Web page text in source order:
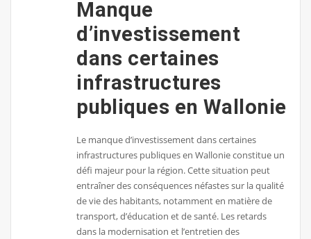
Manque
d’investissement
dans certaines
infrastructures
publiques en Wallonie
Le manque d’investissement dans certaines
infrastructures publiques en Wallonie constitue un
défi majeur pour la région. Cette situation peut
entraîner des conséquences néfastes sur la qualité
de vie des habitants, notamment en matière de
transport, d’éducation et de santé. Les retards
dans la modernisation et l’entretien des